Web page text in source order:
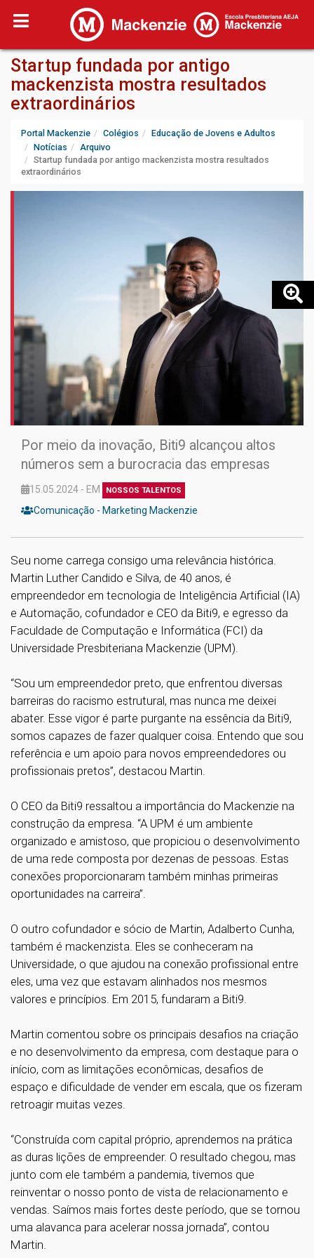
Startup fundada por antigo
mackenzista mostra resultados
extraordinários
Portal Mackenzie Colégios
Educação de Jovens e Adultos
Notícias
Arquivo
Startup fundada por antigo mackenzista mostra resultados
extraordinários
Por meio da inovação, Biti9 alcançou altos
números sem a burocracia das empresas
15.05.2024 - EM NOSSOS TALENTOS
Comunicação - Marketing Mackenzie
Seu nome carrega consigo uma relevância histórica.
Martin Luther Candido e Silva, de 40 anos, é
empreendedor em tecnologia de Inteligência Artificial (IA)
e Automação, cofundador e CEO da Biti9, e egresso da
Faculdade de Computação e Informática (FCI) da
Universidade Presbiteriana Mackenzie (UPM).
“Sou um empreendedor preto, que enfrentou diversas
barreiras do racismo estrutural, mas nunca me deixei
abater. Esse vigor é parte purgante na essência da Biti9,
somos capazes de fazer qualquer coisa. Entendo que sou
referência e um apoio para novos empreendedores ou
profissionais pretos”, destacou Martin.
O CEO da Biti9 ressaltou a importância do Mackenzie na
construção da empresa. “A UPM é um ambiente
organizado e amistoso, que propiciou o desenvolvimento
de uma rede composta por dezenas de pessoas. Estas
conexões proporcionaram também minhas primeiras
oportunidades na carreira”.
O outro cofundador e sócio de Martin, Adalberto Cunha,
também é mackenzista. Eles se conheceram na
Universidade, o que ajudou na conexão profissional entre
eles, uma vez que estavam alinhados nos mesmos
valores e princípios. Em 2015, fundaram a Biti9.
Martin comentou sobre os principais desafios na criação
e no desenvolvimento da empresa, com destaque para o
início, com as limitações econômicas, desafios de
espaço e dificuldade de vender em escala, que os fizeram
retroagir muitas vezes.
“Construída com capital próprio, aprendemos na prática
as duras lições de empreender. O resultado chegou, mas
junto com ele também a pandemia, tivemos que
reinventar o nosso ponto de vista de relacionamento e
vendas. Saímos mais fortes deste período, que se tornou
uma alavanca para acelerar nossa jornada”, contou
Martin.